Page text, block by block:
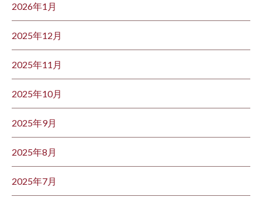
2026年1月
2025年12月
2025年11月
2025年10月
2025年9月
2025年8月
2025年7月